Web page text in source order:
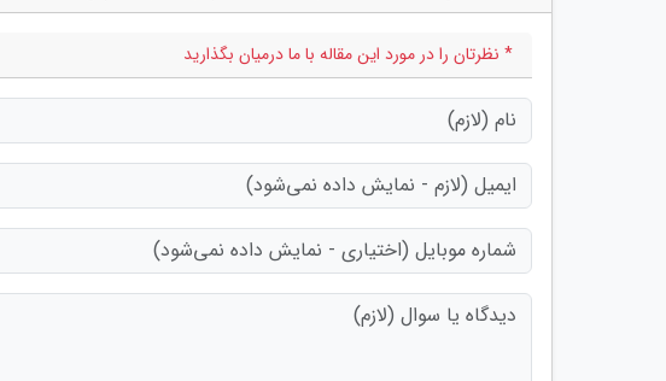
* نظرتان را در مورد این مقاله با ما درمیان بگذارید